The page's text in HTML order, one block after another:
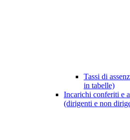
Tassi di
in tabelle)
Incarichi conferiti e
(dirigenti e non